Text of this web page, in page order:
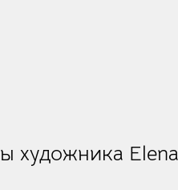
художника Elena